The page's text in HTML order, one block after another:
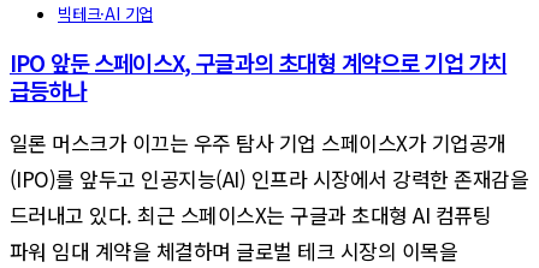
빅테크·AI 기업
IPO 앞둔 스페이스X, 구글과의 초대형 계약으로 기업 가치
급등하나
일론 머스크가 이끄는 우주 탐사 기업 스페이스X가 기업공개
(IPO)를 앞두고 인공지능(AI) 인프라 시장에서 강력한 존재감을
드러내고 있다. 최근 스페이스X는 구글과 초대형 AI 컴퓨팅
파워 임대 계약을 체결하며 글로벌 테크 시장의 이목을